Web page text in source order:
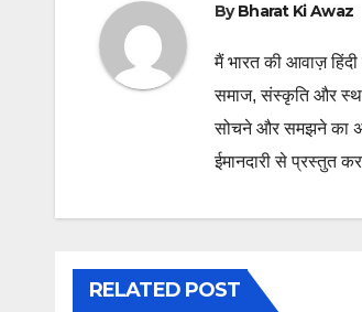
ByBharat Ki Awaz
मैं भारत की आवाज़
समाज, संस्कृति और
सोचने और समझने का
ईमानदारी से प्रस्तुत
RELATED POST